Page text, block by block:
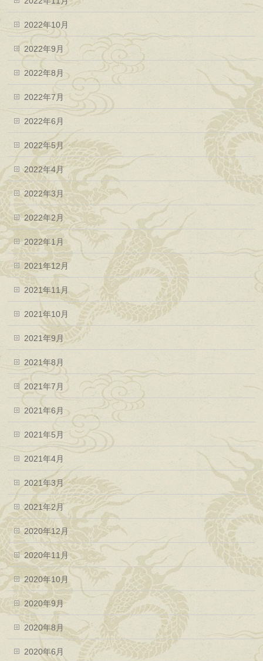
2022年10月
2022年9月
2022年8月
2022年7月
2022年6月
2022年5月
2022年4月
2022年3月
2022年2月
2022年1月
2021年12月
2021年11月
2021年10月
2021年9月
2021年8月
2021年7月
2021年6月
2021年5月
2021年4月
2021年3月
2021年2月
2020年12月
2020年11月
2020年10月
2020年9月
2020年8月
2020年6月